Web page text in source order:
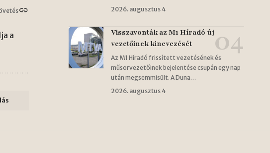
a
2026. augusztus 4
Visszavonták az M1 Híradó új
vezetőinek kinevezését
Az M1 Híradó frissített vezetésének és
műsorvezetőinek bejelentése csupán egy nap
után megsemmisült. A Duna…
2026. augusztus 4